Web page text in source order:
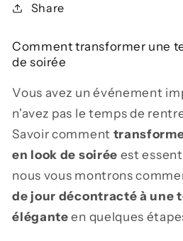
Share
Comment transformer une
de soirée
Vous avez un événement
n'avez pas le temps de
Savoir comment
en look de soirée est
nous vous montrons
de jour décontracté à une
éléganteen quelques